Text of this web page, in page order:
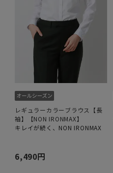
レギュラーカラーブラウス【長
袖】【NON IRONMAX】
キレイが続く、NON IRONMAX
6,490円